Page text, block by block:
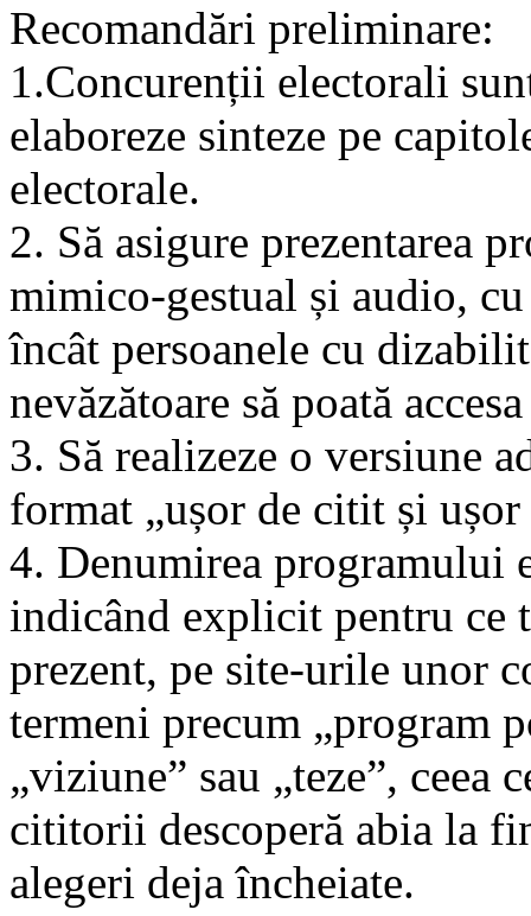
Recomandări preliminare:
1.Concurenții electorali
elaboreze sinteze pe
electorale.
2. Să asigure prezentarea
mimico-gestual și audio,
încât persoanele cu
nevăzătoare să poată
3. Să realizeze o versiune
format „ușor de citit și ușor
4. Denumirea programului
indicând explicit pentru ce
prezent, pe site-urile unor
termeni precum „program
„viziune” sau „teze”, ceea
cititorii descoperă abia la
alegeri deja încheiate.